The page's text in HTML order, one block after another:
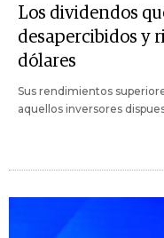
Los dividendos
desapercibidos y
dólares
Sus rendimientos
aquellos inversores